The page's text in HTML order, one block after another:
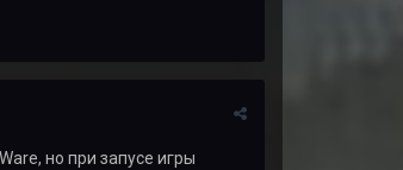
но при запусе игры